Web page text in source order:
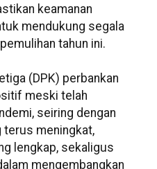
keamanan
mendukung segala
tahun ini.
(DPK) perbankan
meski telah
seiring dengan
terus meningkat,
lengkap, sekaligus
mengembangkan